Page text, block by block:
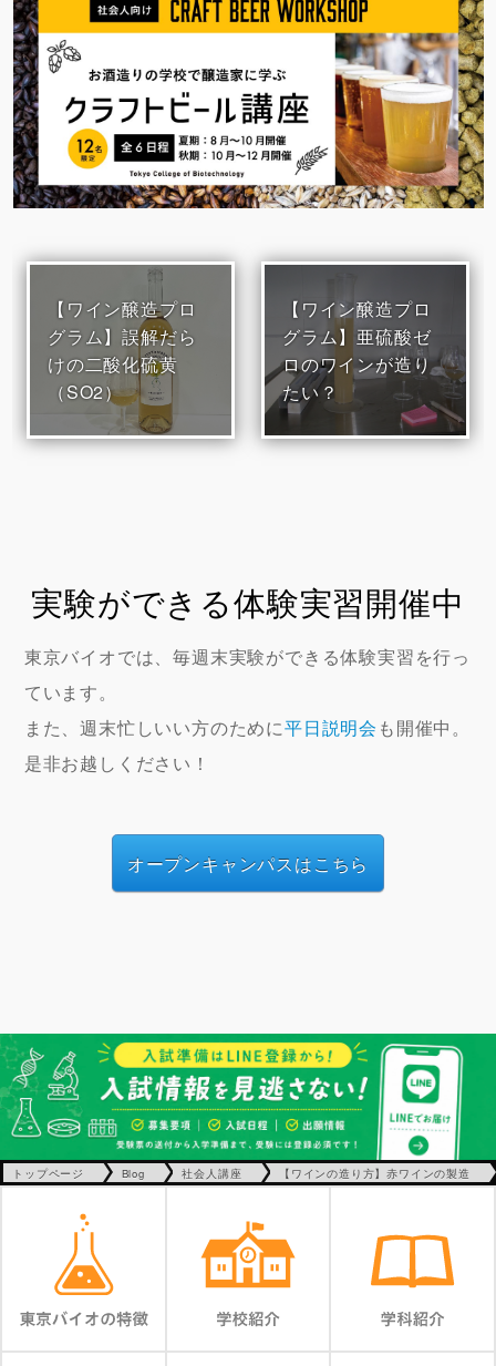
【ワイン醸造プロ
グラム】誤解だら
けの二酸化硫黄
（SO2）
【ワイン醸造プロ
グラム】亜硫酸ゼ
ロのワインが造り
たい？
実験ができる体験実習開催中
東京バイオでは、毎週末実験ができる体験実習を行っ
ています。
また、週末忙しいい方のために平日説明会 も開催中。
是非お越しください！
オープンキャンパスはこちら
トップページ Blog 社会人講座 【ワインの造り方】赤ワインの製造